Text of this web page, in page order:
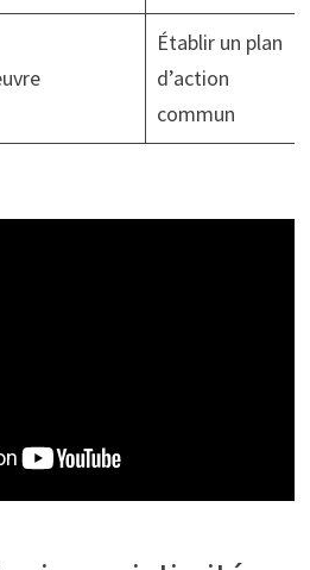
Établir un plan
d’action
commun